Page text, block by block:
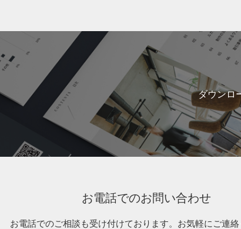
ダウンロ
お電話でのお問い合わせ
お電話でのご相談も受け付けております。 お気軽にご連絡